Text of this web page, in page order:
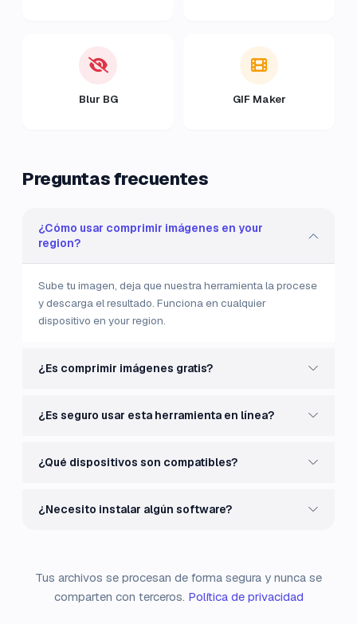
Blur BG GIF Maker
Preguntas frecuentes
¿Cómo usar comprimir imágenes en your
region?
Sube tu imagen, deja que nuestra herramienta la procese
y descarga el resultado. Funciona en cualquier
dispositivo en your region.
¿Es comprimir imágenes gratis?
¿Es seguro usar esta herramienta en línea?
¿Qué dispositivos son compatibles?
¿Necesito instalar algún software?
Tus archivos se procesan de forma segura y nunca se
comparten con terceros. Política de privacidad